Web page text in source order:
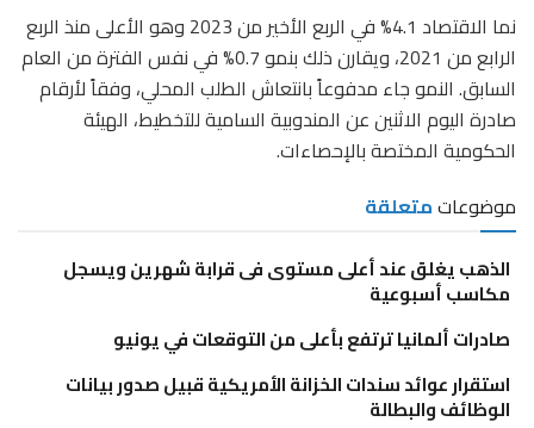
نما الاقتصاد 4.1% في الربع الأخير من 2023 وهو الأعلى منذ الربع
الرابع من 2021، ويقارن ذلك بنمو 0.7% في نفس الفترة من العام
السابق. النمو جاء مدفوعاً بانتعاش الطلب المحلي، وفقاً لأرقام
صادرة اليوم الاثنين عن المندوبية السامية للتخطيط، الهيئة
الحكومية المختصة بالإحصاءات.
موضوعاتمتعلقة
الذهب يغلق عند أعلى مستوى فى قرابة شهرين ويسجل
مكاسب أسبوعية
صادرات ألمانيا ترتفع بأعلى من التوقعات في يونيو
استقرار عوائد سندات الخزانة الأمريكية قبيل صدور بيانات
الوظائف والبطالة